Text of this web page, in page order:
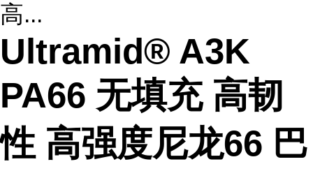
高...
Ultramid® A3K
PA66 无填充 高韧
性 高强度尼龙66 巴